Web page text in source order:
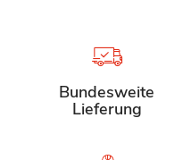
Bundesweite
Lieferung